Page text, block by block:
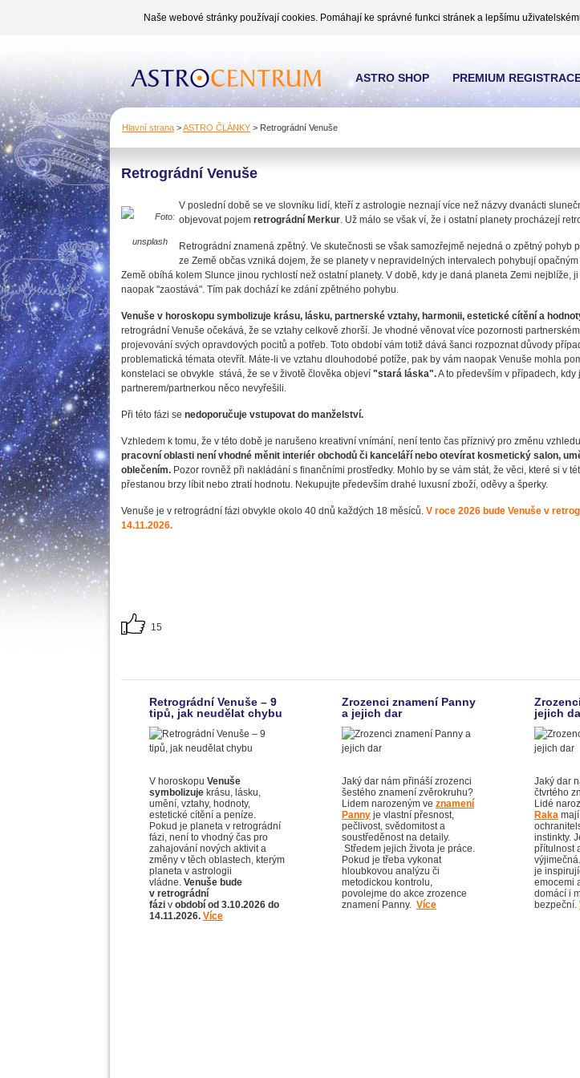
Naše webové stránky používají cookies. Pomáhají ke správné funkci stránek a lepšímu
Hlavní strana >ASTRO ČLÁNKY > Retrográdní Venuše
Retrográdní Venuše
Foto:
unsplash
V poslední době se ve slovníku lidí, kteří z astrologie neznají více než názvy dvanácti
objevovat pojem retrográdní Merkur. Už málo se však ví, že i ostatní planety procházejí
Retrográdní znamená zpětný. Ve skutečnosti se však samozřejmě nejedná o zpětný pohyb
ze Země občas vzniká dojem, že se planety v nepravidelných intervalech pohybují opačným
Země obíhá kolem Slunce jinou rychlostí než ostatní planety. V době, kdy je daná planeta Zemi nejblíže,
naopak "zaostává". Tím pak dochází ke zdání zpětného pohybu.
Venuše v horoskopu symbolizuje krásu, lásku, partnerské vztahy, harmonii, estetické cítění a
retrográdní Venuše očekává, že se vztahy celkově zhorší. Je vhodné věnovat více pozornosti
projevování svých opravdových pocitů a potřeb. Toto období vám totiž dává šanci rozpoznat důvody
problematická témata otevřít. Máte-li ve vztahu dlouhodobé potíže, pak by vám naopak Venuše mohla
konstelaci se obvykle stává, že se v životě člověka objeví "stará láska".A to především v případech, kdy
partnerem/partnerkou něco nevyřešili.
Při této fázi se nedoporučuje vstupovat do manželství.
Vzhledem k tomu, že v této době je narušeno kreativní vnímání, není tento čas příznivý pro změnu
pracovní oblasti není vhodné měnit interiér obchodů či kanceláří nebo otevírat kosmetický salon,
oblečením. Pozor rovněž při nakládání s finančními prostředky. Mohlo by se vám stát, že věci, které si v
přestanou brzy líbit nebo ztratí hodnotu. Nekupujte především drahé luxusní zboží, oděvy a šperky.
Venuše je v retrográdní fázi obvykle okolo 40 dnů každých 18 měsíců. V roce 2026 bude Venuše v
14.11.2026.
15
Retrográdní Venuše – 9
tipů, jak neudělat chybu
V horoskopu Venuše
symbolizuje krásu, lásku,
umění, vztahy, hodnoty,
estetické cítění a peníze.
Pokud je planeta v retrográdní
fázi, není to vhodný čas pro
zahajování nových aktivit a
změny v těch oblastech, kterým
planeta v astrologii
vládne. Venuše bude
v retrográdní
fázi v období od 3.10.2026 do
14.11.2026. Více
Zrozenci znamení Panny
a jejich dar
Jaký dar nám přináší zrozenci
šestého znamení zvěrokruhu?
Lidem narozeným ve znamení
Panny je vlastní přesnost,
pečlivost, svědomitost a
soustředěnost na detaily.
Středem jejich života je práce.
Pokud je třeba vykonat
hloubkovou analýzu či
metodickou kontrolu,
povolejme do akce zrozence
znamení Panny. Více
jejich
Jaký dar
čtvrtého
Lidé
Raka
instinkty.
přítulnost
je
emocemi
domácí i
bezpeční.
ASTRO SHOP PREMIUM